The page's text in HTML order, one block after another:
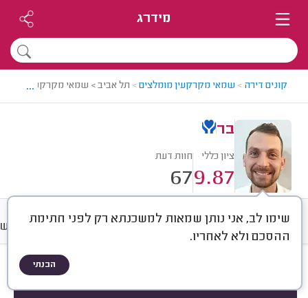
מידרג
קונים דירה > שמאי מקרקעין מומלצים> תל אביב > שמאי מקרקעין
...
בר
ציון כללי
9.87
חוות דעת
67
שימו לב, אני נותן שמאות למשכנתא רק לפני חתימת
ההסכם ולא לאחריו.
הבנתי
חוות דעת מחירים ממוצע